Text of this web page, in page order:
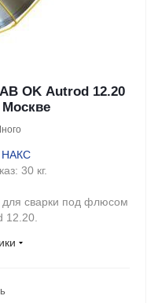
OK Autrod 12.20
НАКС
30 кг.
сварки под флюсом
12.20.